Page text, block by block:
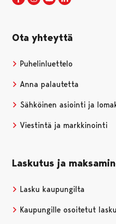
Ota yhteyttä
Puhelinluettelo
Anna palautetta
Sähköinen asiointi ja
Viestintä ja markkinointi
Laskutus ja
Lasku kaupungilta
Kaupungille osoitetut